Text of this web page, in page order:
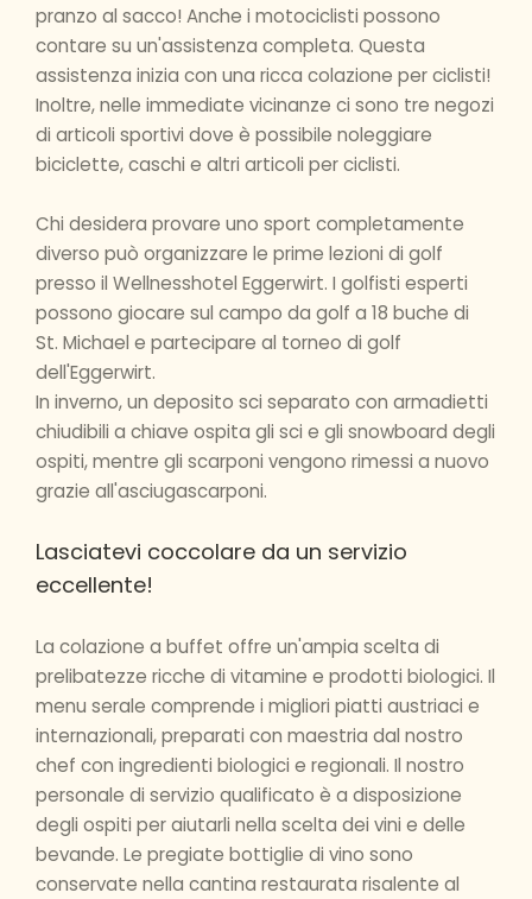
pranzo al sacco! Anche i motociclisti possono
contare su un'assistenza completa. Questa
assistenza inizia con una ricca colazione per ciclisti!
Inoltre, nelle immediate vicinanze ci sono tre negozi
di articoli sportivi dove è possibile noleggiare
biciclette, caschi e altri articoli per ciclisti.
Chi desidera provare uno sport completamente
diverso può organizzare le prime lezioni di golf
presso il Wellnesshotel Eggerwirt. I golfisti esperti
possono giocare sul campo da golf a 18 buche di
St. Michael e partecipare al torneo di golf
dell'Eggerwirt.
In inverno, un deposito sci separato con armadietti
chiudibili a chiave ospita gli sci e gli snowboard degli
ospiti, mentre gli scarponi vengono rimessi a nuovo
grazie all'asciugascarponi.
Lasciatevi coccolare da un servizio
eccellente!
La colazione a buffet offre un'ampia scelta di
prelibatezze ricche di vitamine e prodotti biologici. Il
menu serale comprende i migliori piatti austriaci e
internazionali, preparati con maestria dal nostro
chef con ingredienti biologici e regionali. Il nostro
personale di servizio qualificato è a disposizione
degli ospiti per aiutarli nella scelta dei vini e delle
bevande. Le pregiate bottiglie di vino sono
conservate nella cantina restaurata risalente al